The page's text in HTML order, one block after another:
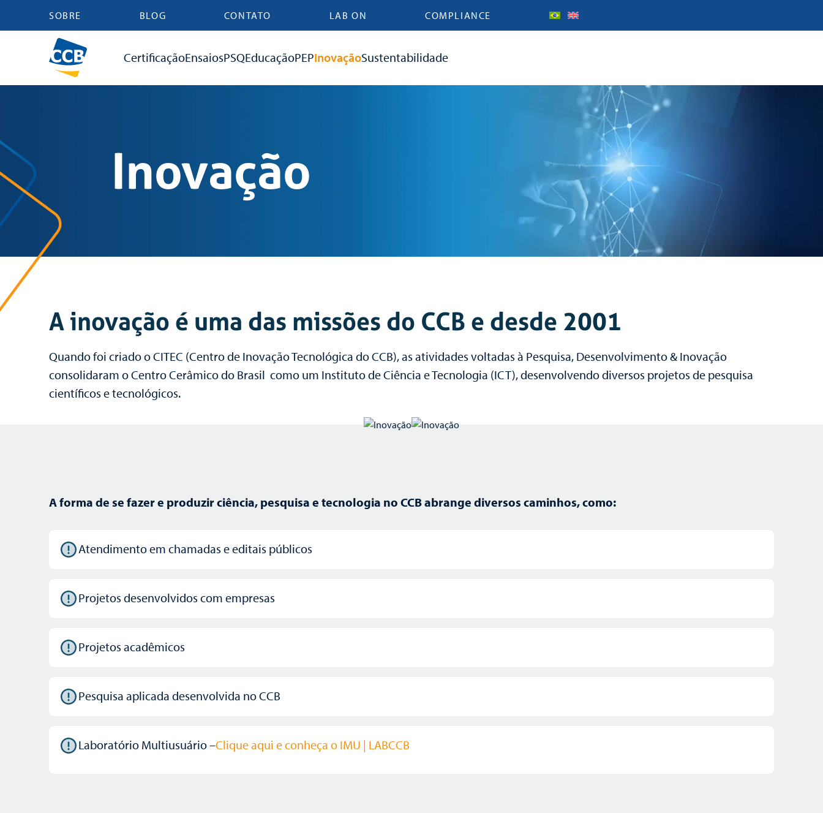
SOBRE BLOG CONTATO LAB ON COMPLIANCE
CertificaçãoEnsaiosPSQEducaçãoPEPInovaçãoSustentabilidade
Inovação
A inovação é uma das missões do CCB e desde 2001
Quando foi criado o CITEC (Centro de Inovação Tecnológica do CCB), as atividades voltadas à Pesquisa, Desenvolvimento & Inovação
consolidaram o Centro Cerâmico do Brasil como um Instituto de Ciência e Tecnologia (ICT), desenvolvendo diversos projetos de pesquisa
científicos e tecnológicos.
A forma de se fazer e produzir ciência, pesquisa e tecnologia no CCB abrange diversos caminhos, como:
Atendimento em chamadas e editais públicos
Projetos desenvolvidos com empresas
Projetos acadêmicos
Pesquisa aplicada desenvolvida no CCB
Laboratório Multiusuário –Clique aqui e conheça o IMU | LABCCB